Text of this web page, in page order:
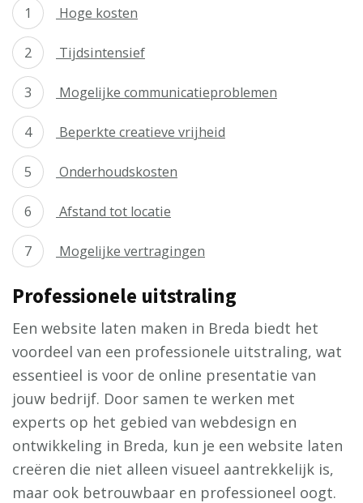
Hoge kosten
Tijdsintensief
Mogelijke communicatieproblemen
Beperkte creatieve vrijheid
Onderhoudskosten
Afstand tot locatie
Mogelijke vertragingen
Professionele uitstraling
Een website laten maken in Breda biedt het
voordeel van een professionele uitstraling, wat
essentieel is voor de online presentatie van
jouw bedrijf. Door samen te werken met
experts op het gebied van webdesign en
ontwikkeling in Breda, kun je een website laten
creëren die niet alleen visueel aantrekkelijk is,
maar ook betrouwbaar en professioneel oogt.